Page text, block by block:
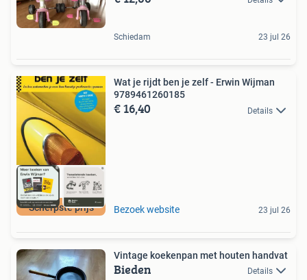
Schiedam 23 jul 26
Scherpste prijs
Wat je rijdt ben je zelf - Erwin Wijman
9789461260185
€ 16,40 Details
Bezoek website 23 jul 26
Vintage koekenpan met houten handvat
Bieden Details